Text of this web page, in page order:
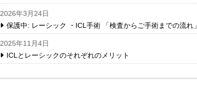
2026年3月24日
保護中: レーシック ・ICL手術 「検査からご手術までの流れ」
2025年11月4日
ICLとレーシックのそれぞれのメリット